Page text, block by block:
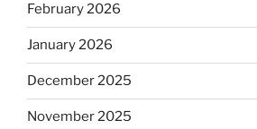
February 2026
January 2026
December 2025
November 2025